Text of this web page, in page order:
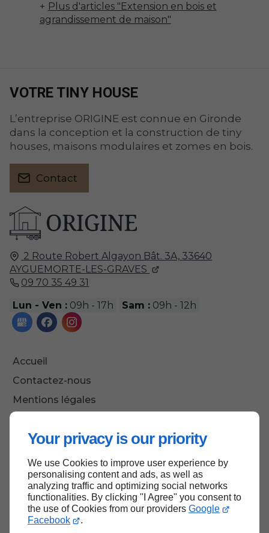
Your privacy is our priority
We use Cookies to improve user experience by
personalising content and ads, as well as
analyzing traffic and optimizing social networks
functionalities. By clicking "I Agree" you consent to
the use of Cookies from our providers Google
Facebook
.
Plus d'articles "Extension en bois et
agrandissement de maison"
2 Route Robert Algayon Bât. 3A, 33640
AYGUEMORTE-LES-GRAVES
09 70 35 49 31
Lun - Ven : 09h - 17h Sam : 09h - 12h
Accueil
Contactez-nous
Mentions légales
VOTRE TINY HOUSE
L’entreprise ORIGINE est connue en Gironde
dans la conception et la construction de tiny
houses, maisons modulaires et zomes en bois.
Contact
Haut de page